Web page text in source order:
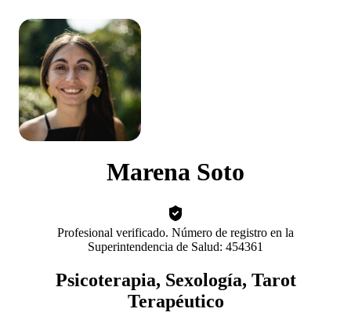
Marena Soto
Profesional verificado. Número de registro en la
Superintendencia de Salud: 454361
Psicoterapia, Sexología, Tarot
Terapéutico